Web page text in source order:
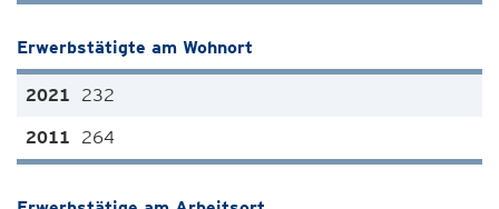
Erwerbstätigte am Wohnort
232
264